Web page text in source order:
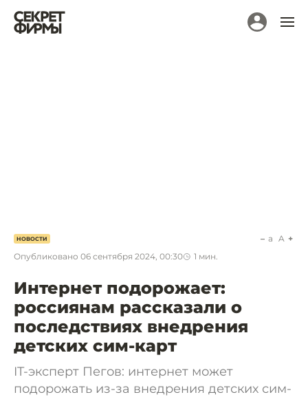
НОВОСТИ
Опубликовано 06 сентября 2024, 00:30 1 мин.
a A
Интернет подорожает:
россиянам рассказали о
последствиях внедрения
детских сим-карт
IT-эксперт Пегов: интернет может
подорожать из-за внедрения детских сим-